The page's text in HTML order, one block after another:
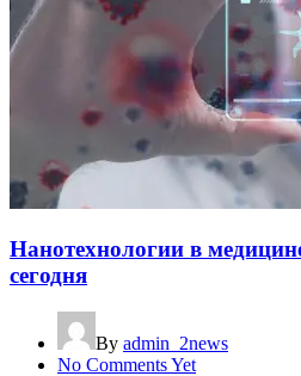
Нанотехнологии в
сегодня
By admin_2news
No Comments Yet